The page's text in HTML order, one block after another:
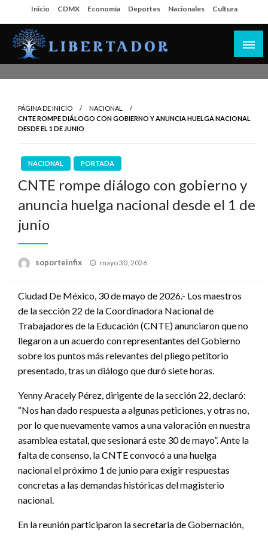
al
contenido
Inicio CDMX Economía Deportes Nacionales Cultura
PÁGINA DE INICIO
NACIONAL
CNTE ROMPE DIÁLOGO CON GOBIERNO Y ANUNCIA HUELGA NACIONAL
DESDE EL 1 DE JUNIO
NACIONAL PORTADA
CNTE rompe diálogo con gobierno y
anuncia huelga nacional desde el 1 de
junio
soporteinfix
Publicado
mayo 30, 2026
Ciudad De México, 30 de mayo de 2026.- Los maestros
de la sección 22 de la Coordinadora Nacional de
Trabajadores de la Educación (CNTE) anunciaron que no
llegaron a un acuerdo con representantes del Gobierno
sobre los puntos más relevantes del pliego petitorio
presentado, tras un diálogo que duró siete horas.
Yenny Aracely Pérez, dirigente de la sección 22, declaró:
“Nos han dado respuesta a algunas peticiones, y otras no,
por lo que nuevamente vamos a una valoración en nuestra
asamblea estatal, que sesionará este 30 de mayo”. Ante la
falta de consenso, la CNTE convocó a una huelga
nacional el próximo 1 de junio para exigir respuestas
concretas a las demandas históricas del magisterio
nacional.
En la reunión participaron la secretaria de Gobernación,